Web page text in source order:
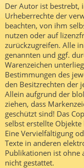
Der Autor ist bestrebt,
Urheberrechte der
beachten, von ihm
nutzen oder auf
zurückzugreifen. Alle
genannten und ggf.
Warenzeichen
Bestimmungen des
den Besitzrechten der
Allein aufgrund der
ziehen, dass
geschützt sind! Das
selbst erstellte
Eine Vervielfältigung
Texte in anderen
Publikationen ist ohne
nicht gestattet.